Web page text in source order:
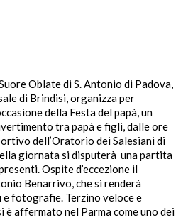
Oblate di S. Antonio di Padova,
di Brindisi, organizza per
della Festa del papà, un
tra papà e figli, dalle ore
dell’Oratorio dei Salesiani di
giornata si disputerà una partita
Ospite d’eccezione il
Benarrivo, che si renderà
fotografie. Terzino veloce e
è affermato nel Parma come uno dei